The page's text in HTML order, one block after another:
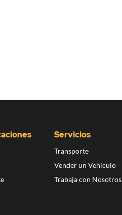
Servicios
Transporte
Vender un Vehículo
Trabaja con